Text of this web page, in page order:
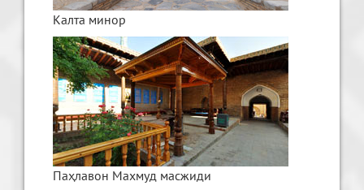
Калта минор
Паҳлавон Махмуд масжиди